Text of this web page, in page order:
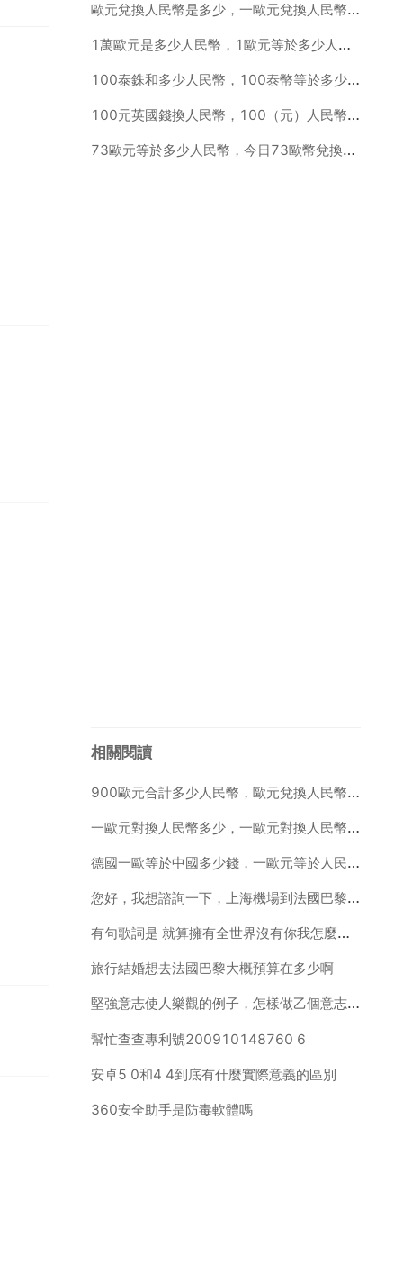
歐元兌換人民幣是多少，一歐元兌換人民幣是多少
1萬歐元是多少人民幣，1歐元等於多少人民幣
100泰銖和多少人民幣，100泰幣等於多少人民幣
100元英國錢換人民幣，100（元）人民幣兌換多少英國英鎊
73歐元等於多少人民幣，今日73歐幣兌換人民幣匯率
相關閱讀
900歐元合計多少人民幣，歐元兌換人民幣，900歐元是多少人民幣
一歐元對換人民幣多少，一歐元對換人民幣是多少？
德國一歐等於中國多少錢，一歐元等於人民幣多少？
您好，我想諮詢一下，上海機場到法國巴黎戴高樂機T2E，在戴高樂機場T2F
有句歌詞是 就算擁有全世界沒有你我怎麼活？誰能告訴我 是什麼
旅行結婚想去法國巴黎大概預算在多少啊
堅強意志使人樂觀的例子，怎樣做乙個意志堅強的人？舉例說明
幫忙查查專利號200910148760 6
安卓5 0和4 4到底有什麼實際意義的區別
360安全助手是防毒軟體嗎